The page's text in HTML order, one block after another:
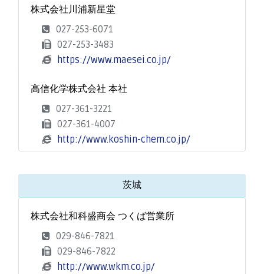
株式会社川浦新星堂
027-253-6071
027-253-3483
https://www.maesei.co.jp/
高信化学株式会社 本社
027-361-3221
027-361-4007
http://www.koshin-chem.co.jp/
茨城
株式会社和科盛商会 つくば営業所
029-846-7821
029-846-7822
http://www.wkm.co.jp/